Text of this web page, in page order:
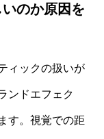
のか原因を
ィックの扱いが
ンドエフェク
す。視覚での距